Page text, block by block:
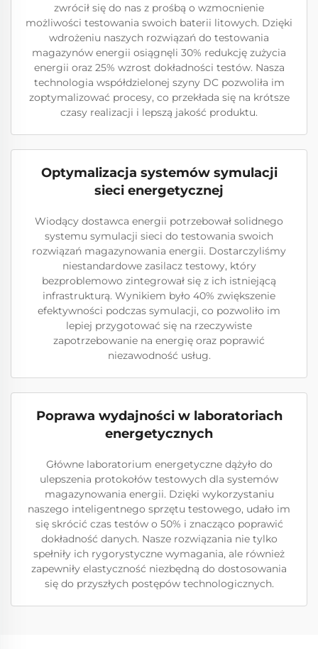
zwrócił się do nas z prośbą o wzmocnienie
możliwości testowania swoich baterii litowych. Dzięki
wdrożeniu naszych rozwiązań do testowania
magazynów energii osiągnęli 30% redukcję zużycia
energii oraz 25% wzrost dokładności testów. Nasza
technologia współdzielonej szyny DC pozwoliła im
zoptymalizować procesy, co przekłada się na krótsze
czasy realizacji i lepszą jakość produktu.
Optymalizacja systemów symulacji
sieci energetycznej
Wiodący dostawca energii potrzebował solidnego
systemu symulacji sieci do testowania swoich
rozwiązań magazynowania energii. Dostarczyliśmy
niestandardowe zasilacz testowy, który
bezproblemowo zintegrował się z ich istniejącą
infrastrukturą. Wynikiem było 40% zwiększenie
efektywności podczas symulacji, co pozwoliło im
lepiej przygotować się na rzeczywiste
zapotrzebowanie na energię oraz poprawić
niezawodność usług.
Poprawa wydajności w laboratoriach
energetycznych
Główne laboratorium energetyczne dążyło do
ulepszenia protokołów testowych dla systemów
magazynowania energii. Dzięki wykorzystaniu
naszego inteligentnego sprzętu testowego, udało im
się skrócić czas testów o 50% i znacząco poprawić
dokładność danych. Nasze rozwiązania nie tylko
spełniły ich rygorystyczne wymagania, ale również
zapewniły elastyczność niezbędną do dostosowania
się do przyszłych postępów technologicznych.